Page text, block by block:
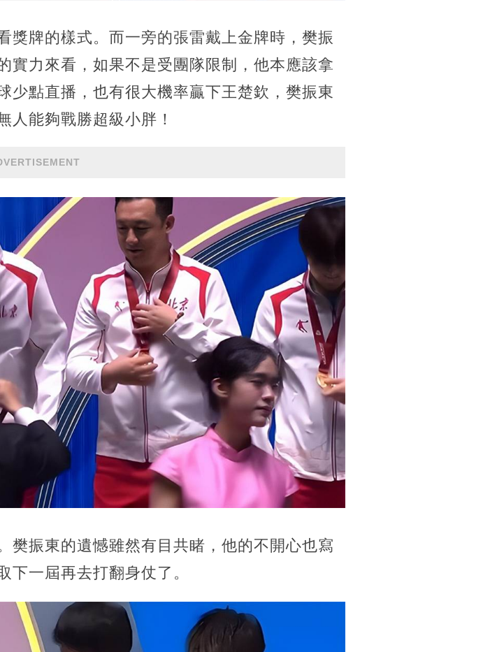
獎牌的樣式。而一旁的張雷戴上金牌時，樊振
實力來看，如果不是受團隊限制，他本應該拿
少點直播，也有很大機率贏下王楚欽，樊振東
人能夠戰勝超級小胖！
樊振東的遺憾雖然有目共睹，他的不開心也寫
下一屆再去打翻身仗了。